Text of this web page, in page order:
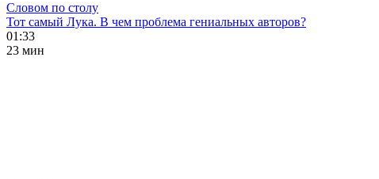
Словом по столу
Тот самый Лука. В чем проблема гениальных авторов?
01:33
23 мин